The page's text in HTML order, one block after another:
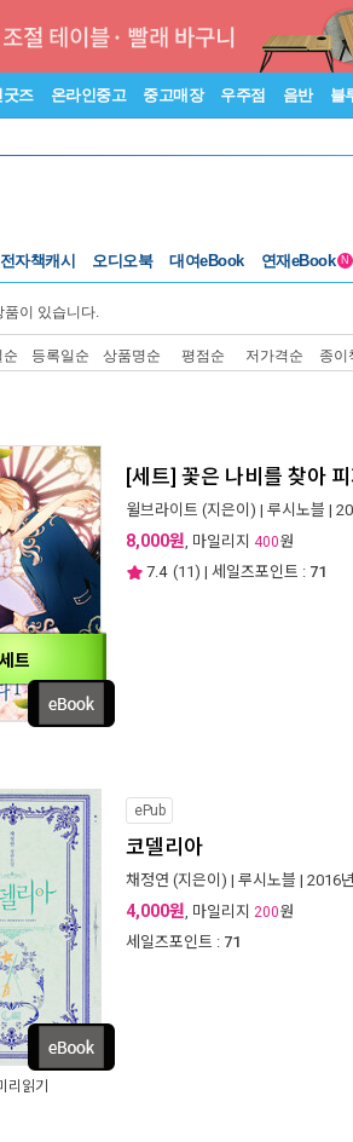
굿즈 온라인중고 중고매장 우주점 음반 블
전자책캐시 오디오북 대여eBook 연재eBook N
품이 있습니다.
등록일순 상품명순 평점순 저가격순 종이
트
[세트] 꽃은 나비를 찾아
윌브라이트 (지은이) | 루시노블 |
8,000원, 마일리지 400원
7.4 (11) | 세일즈포인트 : 71
리읽기
ePub
코델리아
채정연 (지은이) | 루시노블 | 2016
4,000원, 마일리지 200원
세일즈포인트 : 71